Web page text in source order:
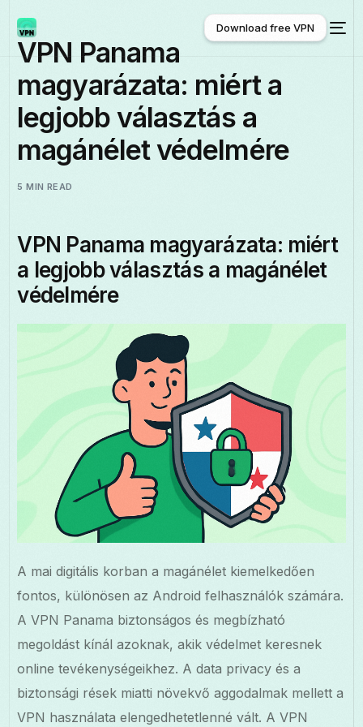
Download free VPN
Download free VPN
VPN Panama
magyarázata: miért a
legjobb választás a
magánélet védelmére
5 MIN READ
VPN Panama magyarázata: miért
a legjobb választás a magánélet
védelmére
A mai digitális korban a magánélet kiemelkedően
fontos, különösen az Android felhasználók számára.
A VPN Panama biztonságos és megbízható
megoldást kínál azoknak, akik védelmet keresnek
online tevékenységeikhez. A data privacy és a
biztonsági rések miatti növekvő aggodalmak mellett a
VPN használata elengedhetetlenné vált. A VPN